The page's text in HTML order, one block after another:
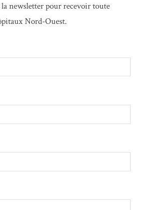
newsletter pour recevoir toute
Nord-Ouest.